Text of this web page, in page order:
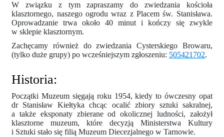
W związku z tym zapraszamy do zwiedzania kościoła
klasztornego, naszego ogrodu wraz z Placem św. Stanisława.
Oprowadzanie trwa około 40 minut i kończy się zwykle
w sklepie klasztornym.
Zachęcamy również do zwiedzania Cysterskiego Browaru,
(tylko duże grupy) po wcześniejszym zgłoszeniu: 505421702.
Historia:
Początki Muzeum sięgają roku 1954, kiedy to ówczesny opat
dr Stanisław Kiełtyka chcąc ocalić zbiory sztuki sakralnej,
a także eksponaty zbierane od okolicznej ludności, założył
klasztorne muzeum, które decyzją Ministerstwa Kultury
i Sztuki stało się filią Muzeum Diecezjalnego w Tarnowie.